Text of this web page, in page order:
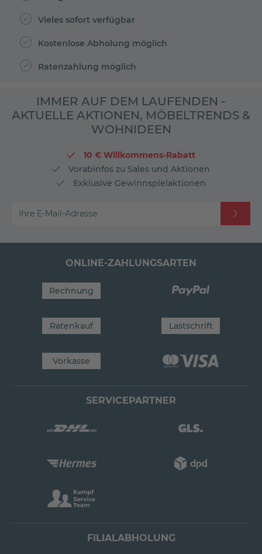
Vieles sofort verfügbar
Kostenlose Abholung möglich
Ratenzahlung möglich
IMMER AUF DEM LAUFENDEN -
AKTUELLE AKTIONEN, MÖBELTRENDS &
WOHNIDEEN
10 € Willkommens-Rabatt
Vorabinfos zu Sales und Aktionen
Exklusive Gewinnspielaktionen
Ihre E-Mail-Adresse
ONLINE-ZAHLUNGSARTEN
Rechnung
Ratenkauf Lastschrift
Vorkasse
SERVICEPARTNER
FILIALABHOLUNG